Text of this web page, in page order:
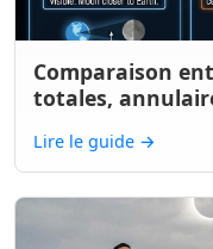
Comparaison
totales,
Lire le guide →